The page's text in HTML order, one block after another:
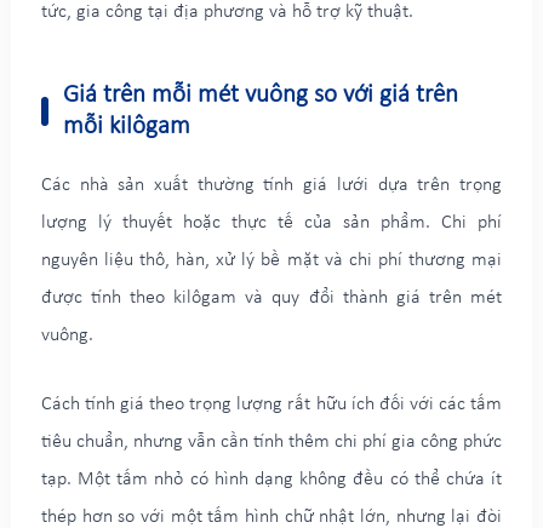
tức, gia công tại địa phương và hỗ trợ kỹ thuật.
Giá trên mỗi mét vuông so với giá trên
mỗi kilôgam
Các nhà sản xuất thường tính giá lưới dựa trên trọng
lượng lý thuyết hoặc thực tế của sản phẩm. Chi phí
nguyên liệu thô, hàn, xử lý bề mặt và chi phí thương mại
được tính theo kilôgam và quy đổi thành giá trên mét
vuông.
Cách tính giá theo trọng lượng rất hữu ích đối với các tấm
tiêu chuẩn, nhưng vẫn cần tính thêm chi phí gia công phức
tạp. Một tấm nhỏ có hình dạng không đều có thể chứa ít
thép hơn so với một tấm hình chữ nhật lớn, nhưng lại đòi